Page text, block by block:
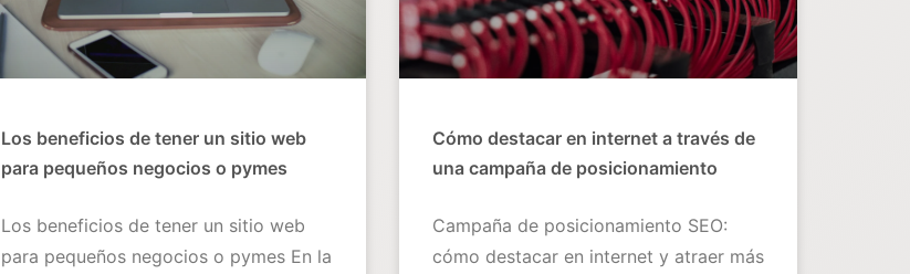
Los beneficios de tener un sitio web
para pequeños negocios o pymes
Los beneficios de tener un sitio web
para pequeños negocios o pymes En la
Cómo destacar en internet a través de
una campaña de posicionamiento
Campaña de posicionamiento SEO:
cómo destacar en internet y atraer más